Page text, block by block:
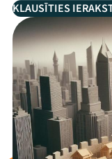
KLAUSĪTIES